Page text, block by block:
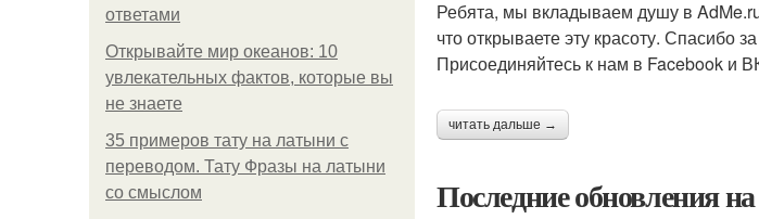
ответами
Открывайте мир океанов: 10
увлекательных фактов, которые вы
не знаете
35 примеров тату на латыни с
переводом. Тату Фразы на латыни
со смыслом
Ребята, мы вкладываем душу в
что открываете эту красоту. Спасибо
Присоединяйтесь к нам в Facebook и
читать дальше →
Последние обновления на